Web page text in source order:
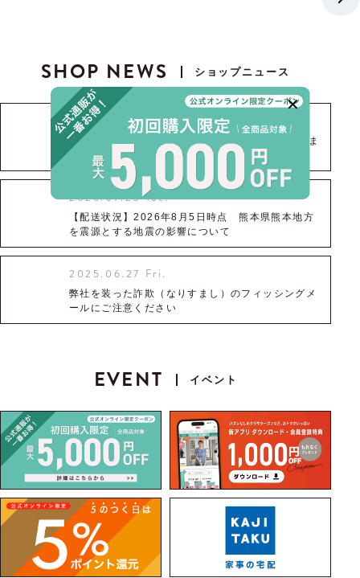
SHOP NEWS ショップニュース
2026.08.05 Thu.
【重要】【8月7日更新】お盆期間中の発送につきま
2026.07.28 Tue.
【配送状況】2026年8月5日時点 熊本県熊本地方
を震源とする地震の影響について
2025.06.27 Fri.
弊社を装った詐欺（なりすまし）のフィッシングメ
ールにご注意ください
EVENT イベント